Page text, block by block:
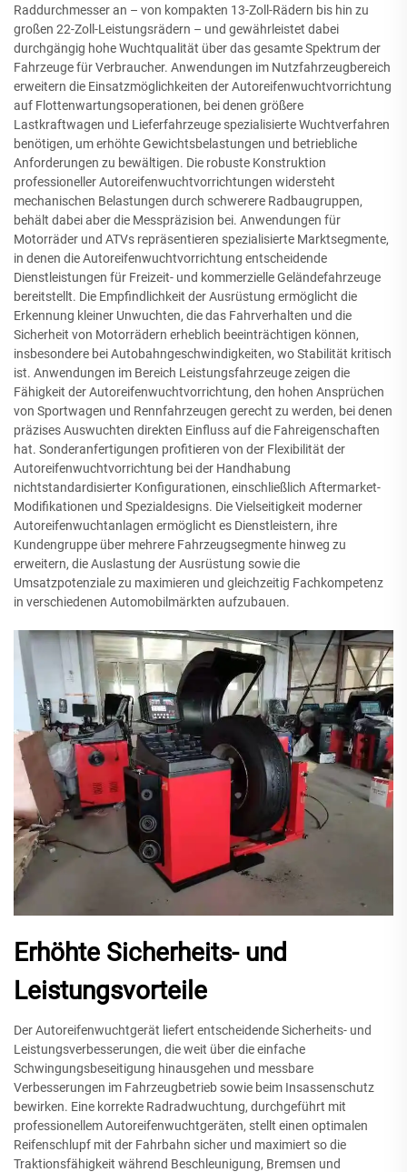
Raddurchmesser an – von kompakten 13-Zoll-Rädern bis hin zu
großen 22-Zoll-Leistungsrädern – und gewährleistet dabei
durchgängig hohe Wuchtqualität über das gesamte Spektrum der
Fahrzeuge für Verbraucher. Anwendungen im Nutzfahrzeugbereich
erweitern die Einsatzmöglichkeiten der Autoreifenwuchtvorrichtung
auf Flottenwartungsoperationen, bei denen größere
Lastkraftwagen und Lieferfahrzeuge spezialisierte Wuchtverfahren
benötigen, um erhöhte Gewichtsbelastungen und betriebliche
Anforderungen zu bewältigen. Die robuste Konstruktion
professioneller Autoreifenwuchtvorrichtungen widersteht
mechanischen Belastungen durch schwerere Radbaugruppen,
behält dabei aber die Messpräzision bei. Anwendungen für
Motorräder und ATVs repräsentieren spezialisierte Marktsegmente,
in denen die Autoreifenwuchtvorrichtung entscheidende
Dienstleistungen für Freizeit- und kommerzielle Geländefahrzeuge
bereitstellt. Die Empfindlichkeit der Ausrüstung ermöglicht die
Erkennung kleiner Unwuchten, die das Fahrverhalten und die
Sicherheit von Motorrädern erheblich beeinträchtigen können,
insbesondere bei Autobahngeschwindigkeiten, wo Stabilität kritisch
ist. Anwendungen im Bereich Leistungsfahrzeuge zeigen die
Fähigkeit der Autoreifenwuchtvorrichtung, den hohen Ansprüchen
von Sportwagen und Rennfahrzeugen gerecht zu werden, bei denen
präzises Auswuchten direkten Einfluss auf die Fahreigenschaften
hat. Sonderanfertigungen profitieren von der Flexibilität der
Autoreifenwuchtvorrichtung bei der Handhabung
nichtstandardisierter Konfigurationen, einschließlich Aftermarket-
Modifikationen und Spezialdesigns. Die Vielseitigkeit moderner
Autoreifenwuchtanlagen ermöglicht es Dienstleistern, ihre
Kundengruppe über mehrere Fahrzeugsegmente hinweg zu
erweitern, die Auslastung der Ausrüstung sowie die
Umsatzpotenziale zu maximieren und gleichzeitig Fachkompetenz
in verschiedenen Automobilmärkten aufzubauen.
Erhöhte Sicherheits- und
Leistungsvorteile
Der Autoreifenwuchtgerät liefert entscheidende Sicherheits- und
Leistungsverbesserungen, die weit über die einfache
Schwingungsbeseitigung hinausgehen und messbare
Verbesserungen im Fahrzeugbetrieb sowie beim Insassenschutz
bewirken. Eine korrekte Radradwuchtung, durchgeführt mit
professionellem Autoreifenwuchtgeräten, stellt einen optimalen
Reifenschlupf mit der Fahrbahn sicher und maximiert so die
Traktionsfähigkeit während Beschleunigung, Bremsen und